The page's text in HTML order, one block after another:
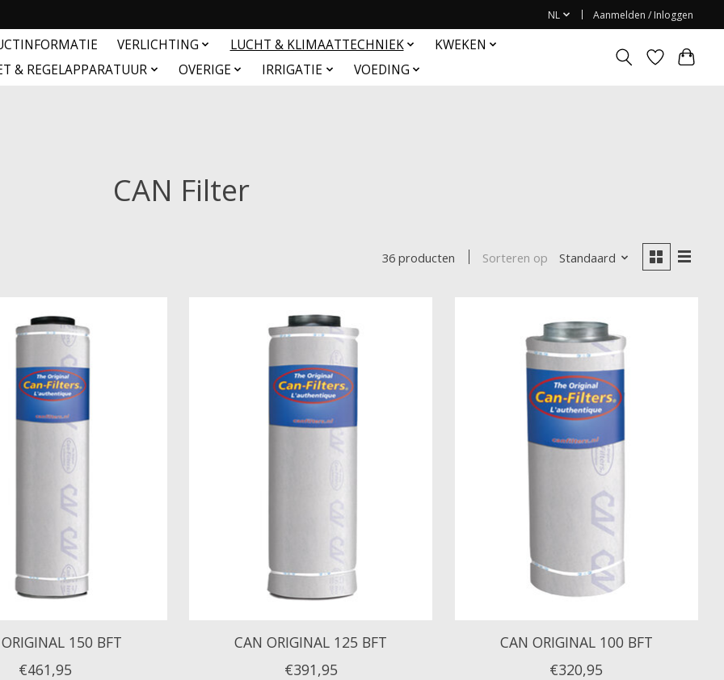
NL Aanmelden / Inloggen
VERLICHTING LUCHT & KLIMAATTECHNIEK
KWEKEN
& REGELAPPARATUUR
OVERIGE IRRIGATIE VOEDING
CAN Filter
36 producten Sorteren op Standaard
150 BFT
€461,95
CAN ORIGINAL 125 BFT
€391,95
CAN ORIGINAL 100 BFT
€320,95